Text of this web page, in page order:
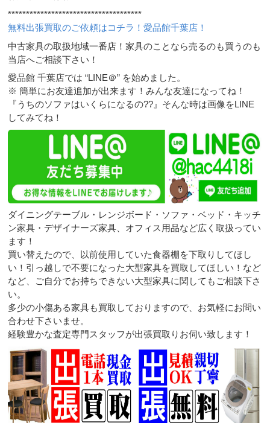
*************************************
無料出張買取のご依頼はコチラ！愛品館千葉店！
中古家具の取扱地域一番店！家具のことなら売るのも買うのも
当店へご相談下さい！
愛品館 千葉店では “LINE＠” を始めました。
※ 簡単にお友達追加が出来ます！みんな友達になってね！
『うちのソファはいくらになるの??』そんな時は画像をLINE
してみてね！
ダイニングテーブル・レンジボード・ソファ・ベッド・キッチ
ン家具・デザイナーズ家具、オフィス用品など広く取扱ってい
ます！
買い替えたので、以前使用していた食器棚を下取りしてほし
い！引っ越しで不要になった大型家具を買取してほしい！など
など、ご自分でお持ちできない大型家具に関してもご相談下さ
い。
多少の小傷ある家具も買取しておりますので、お気軽にお問い
合わせ下さいませ。
経験豊かな査定専門スタッフが出張買取りお伺い致します！